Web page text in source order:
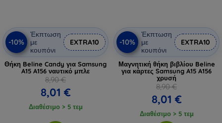
-10%
Έκπτωση
με
κουπόνι
EXTRA10
Θήκη Beline Candy για Samsung
A15 A156 ναυτικό μπλε
8,90 €
8,01 €
Διαθέσιμο > 5 τεμ
-10%
Έκπτωση
με
κουπόνι
EXTRA10
Μαγνητική θήκη βιβλίου Beline
για κάρτες Samsung A15 A156
χρυσή
8,90 €
8,01 €
Διαθέσιμο > 5 τεμ